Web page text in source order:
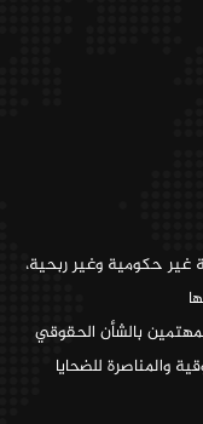
غير حكومية وغير ربحية،
بالشأن الحقوقي
والمناصرة للضحايا